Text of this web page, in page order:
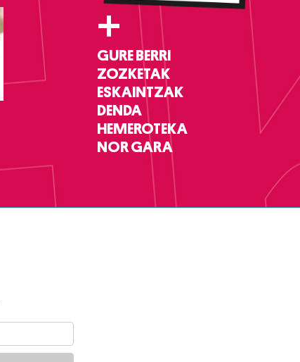
+
GURE BERRI
ZOZKETAK
ESKAINTZAK
DENDA
HEMEROTEKA
NOR GARA